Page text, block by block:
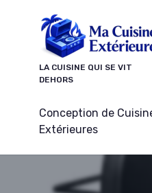
LA CUISINE QUI SE VIT
DEHORS
Conception de
Extérieures